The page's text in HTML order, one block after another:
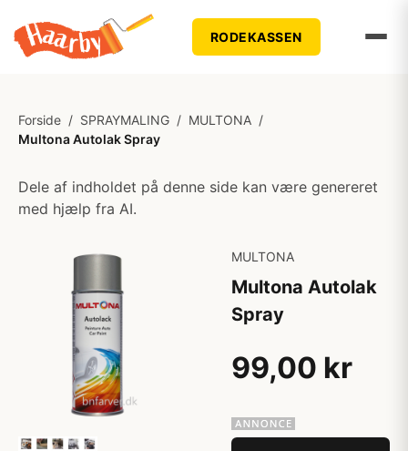
RODEKASSEN
Forside / SPRAYMALING / MULTONA /
Multona Autolak Spray
Dele af indholdet på denne side kan være genereret
med hjælp fra AI.
MULTONA
Multona Autolak
Spray
99,00 kr